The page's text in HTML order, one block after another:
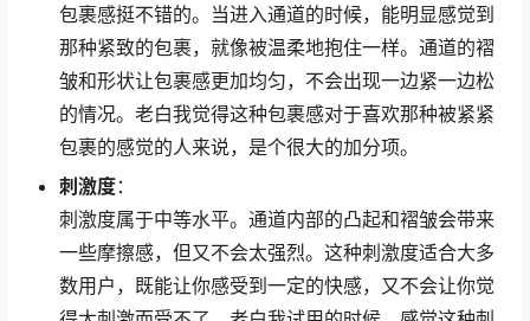
包裹感挺不错的。当进入通道的时候，能明显感觉到
那种紧致的包裹，就像被温柔地抱住一样。通道的褶
皱和形状让包裹感更加均匀，不会出现一边紧一边松
的情况。老白我觉得这种包裹感对于喜欢那种被紧紧
包裹的感觉的人来说，是个很大的加分项。
刺激度：
刺激度属于中等水平。通道内部的凸起和褶皱会带来
一些摩擦感，但又不会太强烈。这种刺激度适合大多
数用户，既能让你感受到一定的快感，又不会让你觉